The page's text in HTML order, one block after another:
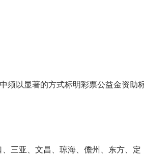
须以显著的方式标明彩票公益金资助
三亚、文昌、琼海、儋州、东方、定